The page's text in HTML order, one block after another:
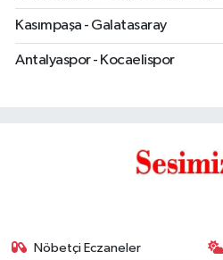
Kasımpaşa - Galatasaray
Antalyaspor - Kocaelispor
Nöbetçi Eczaneler